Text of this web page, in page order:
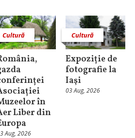
Cultură
în
Liber din
Aug, 2026
Cultură
Expoziție de
fotografie la
Iaşi
03 Aug, 2026